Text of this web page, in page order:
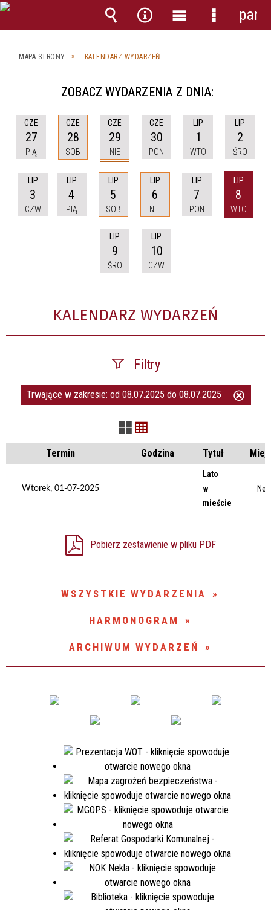
MAPA STRONY KALENDARZ WYDARZEŃ
ZOBACZ WYDARZENIA Z DNIA:
CZE
27
PIĄ
CZE
28
SOB
CZE
29
NIE
CZE
30
PON
LIP
1
WTO
LIP
2
ŚRO
LIP
3
CZW
LIP
4
PIĄ
LIP
5
SOB
LIP
6
NIE
LIP
7
PON
LIP
8
WTO
LIP
9
ŚRO
LIP
10
CZW
KALENDARZ WYDARZEŃ
Filtry
Szukana fraza
Trwające w zakresie
Trwające w zakresie: od 08.07.2025 do 08.07.2025
Termin Godzina Tytuł
Wtorek, 01-07-2025
Lato
w
mieście
Pobierz zestawienie w pliku PDF
WSZYSTKIE WYDARZENIA
HARMONOGRAM
ARCHIWUM WYDARZEŃ
Wyszukiwarka
Narzędzia
MenuMenu